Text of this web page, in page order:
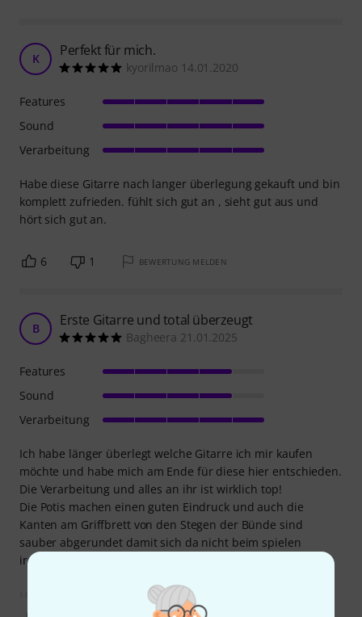
K Perfekt für mich.
kyorilmao 14.01.2020
Habe diese Gitarre nach langer überlegung gekauft und bin
komplett zufrieden. fühlt sich gut an , sieht gut aus und
hört sich gut an.
Features
Sound
Verarbeitung
6 1 BEWERTUNG MELDEN
B Erste Gitarre und total überzeugt
Bagheera 21.01.2025
Ich habe länger überlegt welche Gitarre ich mir kaufen
möchte und habe mich am Ende für diese hier entschieden.
Die Verarbeitung und alles an ihr ist wirklich top!
Die Potis machen einen guten Eindruck und auch die
Kanten am Griffbrett von den Stegen der Bünde sind
sauber abgerundet damit sich da nicht beim spielen
irgendwie dran hängen bleibt!
Features
Sound
Verarbeitung